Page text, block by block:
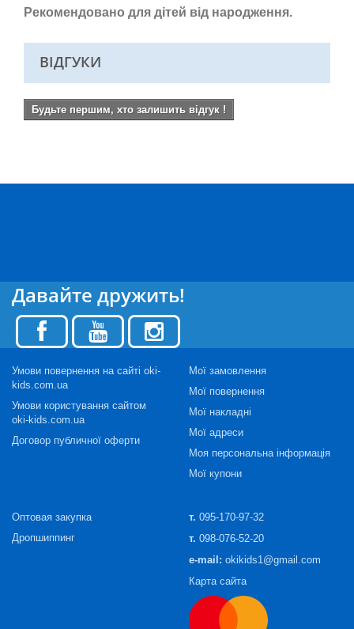
Рекомендовано для дітей від народження.
ВІДГУКИ
Будьте першим, хто залишить відгук !
Давайте дружить!
Умови повернення на сайті oki-
kids.com.ua
Умови користування сайтом
oki-kids.com.ua
Договор публичної оферти
Мої замовлення
Мої повернення
Мої накладні
Мої адреси
Моя персональна інформація
Мої купони
Оптовая закупка
Дропшиппинг
т. 095-170-97-32
т. 098-076-52-20
e-mail: okikids1@gmail.com
Карта сайта